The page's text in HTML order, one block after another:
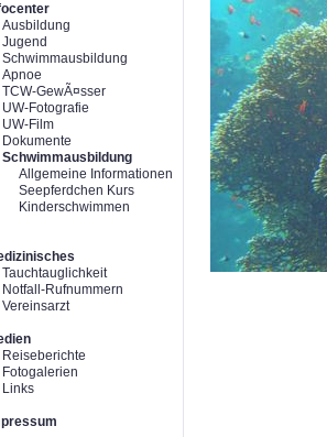
Ausbildung
Jugend
Schwimmausbildung
Apnoe
TCW-GewÃ¤sser
UW-Fotografie
UW-Film
Dokumente
Schwimmausbildung
Allgemeine Informationen
Seepferdchen Kurs
Kinderschwimmen
Tauchtauglichkeit
Notfall-Rufnummern
Vereinsarzt
Reiseberichte
Fotogalerien
Links